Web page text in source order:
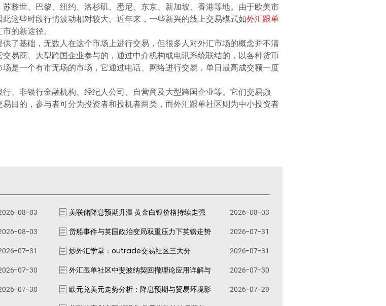
黎世、巴黎、纽约、洛杉矶、悉尼、东京、新加坡、香港等地。由于欧美市
这些时段行情波动相对较大。近年来，一些新兴的线上交易模式如外汇跟单
的新途径。
了基础，无数人在这个市场上进行交易，但很多人对外汇市场的概念并不清
易商、大型跨国企业参与的，通过中介机构或电讯系统联结的，以各种货币
是一个有市无场的市场，它通过电话、网络进行交易，单日最高成交额一度
、非银行金融机构、经纪人公司、自营商及大型跨国企业等。它们交易频
目的，参与者可分为投资者和投机者两类，而外汇跟单社区则为中小投资者
08-03 美联储降息预期升温 黄金白银价格持续走强
2026-08-03
08-03 货船事件与英国政治变局双重压力下英镑走势
2026-07-31
07-31 炒外汇学堂：outrade交易社区三大分
2026-07-31
07-30 外汇跟单社区中斐波纳契回撤理论应用详解与
2026-07-30
07-30 欧元兑美元走势分析：降息预期与贸易环境影
2026-07-29